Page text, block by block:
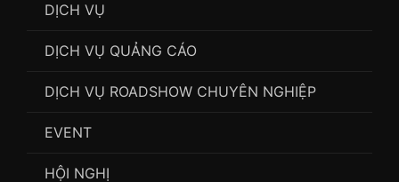
DỊCH VỤ
DỊCH VỤ QUẢNG CÁO
DỊCH VỤ ROADSHOW CHUYÊN NGHIỆP
EVENT
HỘI NGHỊ